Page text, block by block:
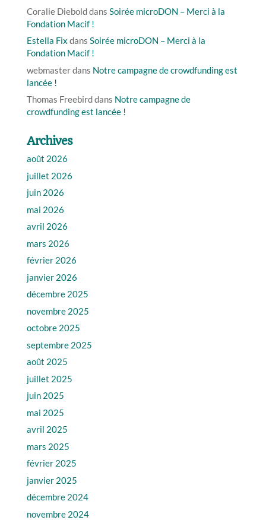
Coralie Diebolddans Soirée microDON – Merci à la
Fondation Macif !
Estella Fix dans Soirée microDON – Merci à la
Fondation Macif !
webmasterdans Notre campagne de crowdfunding est
lancée !
Thomas Freebirddans Notre campagne de
crowdfunding est lancée !
Archives
août 2026
juillet 2026
juin 2026
mai 2026
avril 2026
mars 2026
février 2026
janvier 2026
décembre 2025
novembre 2025
octobre 2025
septembre 2025
août 2025
juillet 2025
juin 2025
mai 2025
avril 2025
mars 2025
février 2025
janvier 2025
décembre 2024
novembre 2024